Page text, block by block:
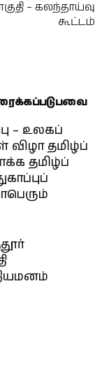
– கலந்தாய்வு
கூட்டம்
– உலகப்
விழா தமிழ்ப்
தமிழ்ப்